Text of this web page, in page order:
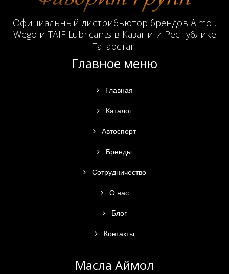
Официальный дистрибьютор брендов Aimol,
Wego и TAIF Lubricants в Казани и Республике
Татарстан
Главное меню
Главная
Каталог
Автоспорт
Бренды
Сотрудничество
О нас
Блог
Контакты
Масла Аймол